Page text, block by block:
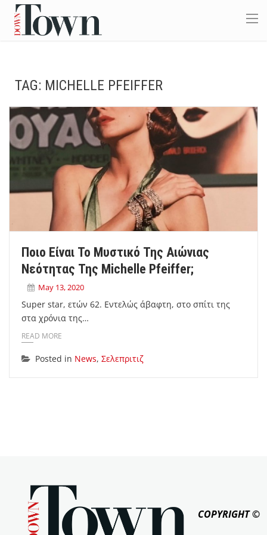
TAG: MICHELLE PFEIFFER
Ποιο Είναι Το Μυστικό Της Αιώνιας
Νεότητας Της Michelle Pfeiffer;
May 13, 2020
Super star, ετών 62. Εντελώς άβαφτη, στο σπίτι της
στα χρόνια της…
READ MORE
Posted in News, Σελεπριτιζ
COPYRIGHT ©